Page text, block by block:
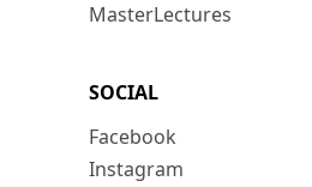
MasterLectures
SOCIAL
Facebook
Instagram